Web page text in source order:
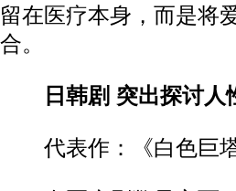
留在医疗本身，而是将
合。
日韩剧 突出探讨人
代表作：《白色巨塔